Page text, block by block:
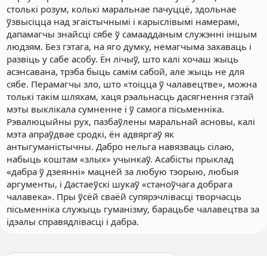
столькі розум, колькі маральнае пачуццё, здольнае
ўзвысіцца над эгаістычнымі і карыслівымі намерамі,
дапамагчы знайсці сябе ў самаадданым служэнні іншым
людзям. Без гэтага, на яго думку, немагчыма захаваць і
развіць у сабе асобу. Ён лічыў, што калі хочаш жыць
асэнсавана, трэба быць самім сабой, але жыць не для
сябе. Перамагчы зло, што «тоіцца ў чалавецтве», можна
толькі такім шляхам, хаця рэальнасць дасягнення гэтай
мэты выклікала сумненне і ў самога пісьменніка.
Рэвалюцыйны рух, пазбаўлены маральнай асновы, калі
мэта апраўдвае сродкі, ён адвяргаў як
антыгуманістычны. Дабро нельга навязваць сілаю,
набыць коштам «злых» учынкаў. Асабісты прыклад
«дабра ў дзеянні» мацней за любую тэорыю, любыя
аргументы, і Дастаеўскі шукаў «станоўчага добрага
чалавека». Пры ўсёй сваёй супярэчлівасці творчасць
пісьменніка служыць гуманізму, барацьбе чалавецтва за
ідэалы справядлівасці і дабра.